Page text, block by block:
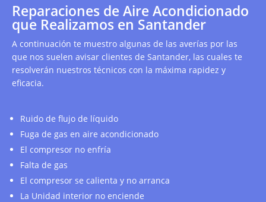
Reparaciones de Aire Acondicionado
que Realizamos en Santander
A continuación te muestro algunas de las averías por las
que nos suelen avisar clientes de Santander, las cuales te
resolverán nuestros técnicos con la máxima rapidez y
eficacia.
Ruido de flujo de líquido
Fuga de gas en aire acondicionado
El compresor no enfría
Falta de gas
El compresor se calienta y no arranca
La Unidad interior no enciende